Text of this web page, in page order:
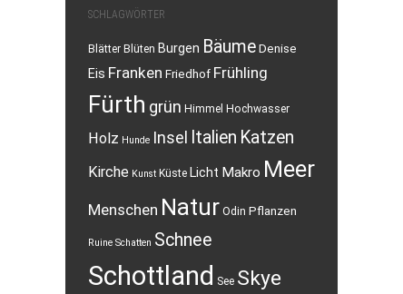
SCHLAGWÖRTER
Blätter Blüten Burgen BäumeDenise
Eis Franken Friedhof Frühling
Fürth grün Himmel Hochwasser
Holz Hunde Insel Italien Katzen
Kirche Kunst Küste Licht Makro Meer
Menschen Natur Odin Pflanzen
Ruine Schatten Schnee
Schottland See Skye